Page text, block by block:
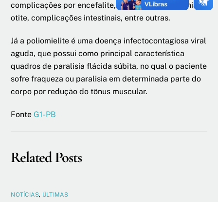
complicações por encefalite, meningite, pneumonia,
otite, complicações intestinais, entre outras.
Já a poliomielite é uma doença infectocontagiosa viral
aguda, que possui como principal característica
quadros de paralisia flácida súbita, no qual o paciente
sofre fraqueza ou paralisia em determinada parte do
corpo por redução do tônus muscular.
Fonte G1-PB
Related Posts
NOTÍCIAS, ÚLTIMAS